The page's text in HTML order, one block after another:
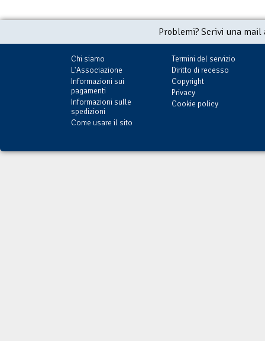
Problemi? Scrivi una
Chi siamo
L'Associazione
Informazioni sui
pagamenti
Informazioni sulle
spedizioni
Come usare il sito
Termini del servizio
Diritto di recesso
Copyright
Privacy
Cookie policy